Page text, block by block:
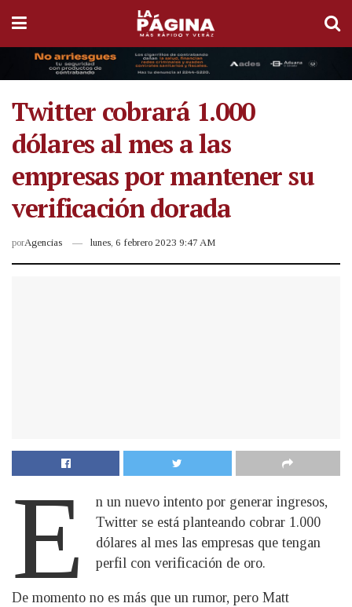
Twitter cobrará 1.000
dólares al mes a las
empresas por mantener su
verificación dorada
porAgencias lunes, 6 febrero 2023 9:47 AM
E
n un nuevo intento por generar ingresos,
Twitter se está planteando cobrar 1.000
dólares al mes las empresas que tengan
perfil con verificación de oro.
De momento no es más que un rumor, pero Matt